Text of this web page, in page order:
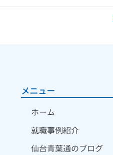
メニュー
ホーム
就職事例紹介
仙台青葉通のブログ